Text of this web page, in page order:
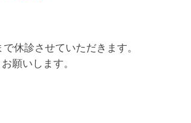
休診させていただきます。
願いします。